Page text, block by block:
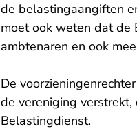
de belastingaangiften
moet ook weten dat de
ambtenaren en ook
De
de vereniging
Belastingdienst.